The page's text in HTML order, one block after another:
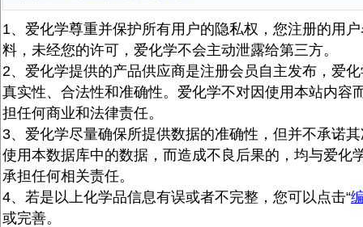
1、爱化学尊重并保护所有用户的隐私权，您注册的用
料，未经您的许可，爱化学不会主动泄露给第三方。
2、爱化学提供的产品供应商是注册会员自主发布，爱
真实性、合法性和准确性。爱化学不对因使用本站内容
担任何商业和法律责任。
3、爱化学尽量确保所提供数据的准确性，但并不承诺
使用本数据库中的数据，而造成不良后果的，均与爱化
承担任何相关责任。
4、若是以上化学品信息有误或者不完整，您可以点击“
或完善。